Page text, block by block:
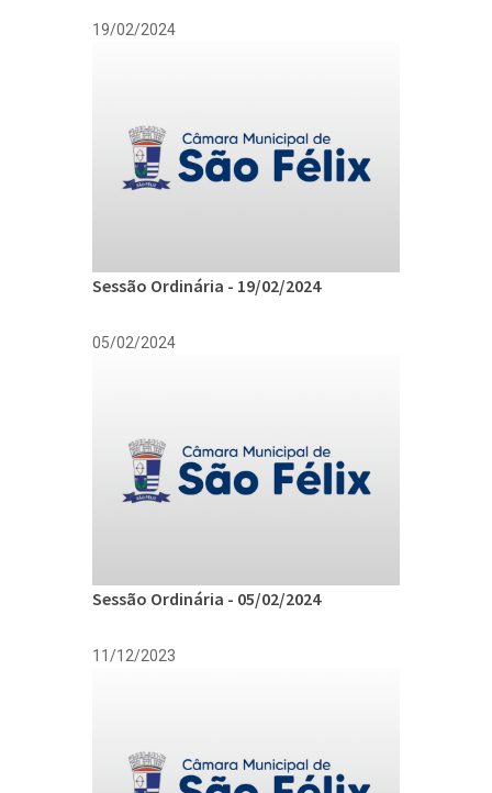
19/02/2024
Sessão Ordinária - 19/02/2024
05/02/2024
Sessão Ordinária - 05/02/2024
11/12/2023